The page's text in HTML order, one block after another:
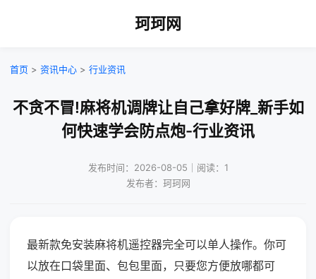
珂珂网
首页 > 资讯中心 > 行业资讯
不贪不冒!麻将机调牌让自己拿好牌_新手如
何快速学会防点炮-行业资讯
发布时间：2026-08-05｜阅读：1
发布者：珂珂网
最新款免安装麻将机遥控器完全可以单人操作。你可
以放在口袋里面、包包里面，只要您方便放哪都可